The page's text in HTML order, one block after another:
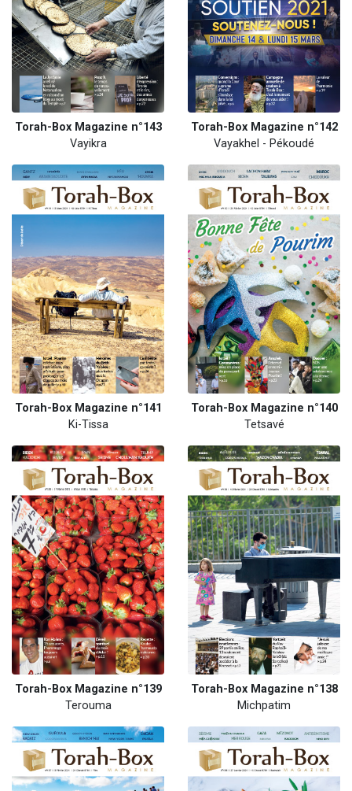
Torah-Box Magazine n°143
Vayikra
Torah-Box Magazine n°142
Vayakhel - Pékoudé
Torah-Box Magazine n°141
Ki-Tissa
Torah-Box Magazine n°140
Tetsavé
Torah-Box Magazine n°139
Terouma
Torah-Box Magazine n°138
Michpatim